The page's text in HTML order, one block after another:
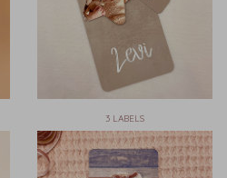
3 LABELS